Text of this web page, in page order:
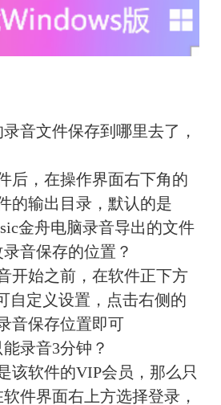
文件保存到哪里去了，
，在操作界面右下角的
的输出目录，默认的是
金舟电脑录音导出的文件
音保存的位置？
始之前，在软件正下方
自定义设置，点击右侧的
音保存位置即可
录音3分钟？
软件的VIP会员，那么只
件界面右上方选择登录，